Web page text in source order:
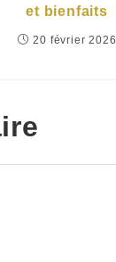
et bienfaits
20 février 2026